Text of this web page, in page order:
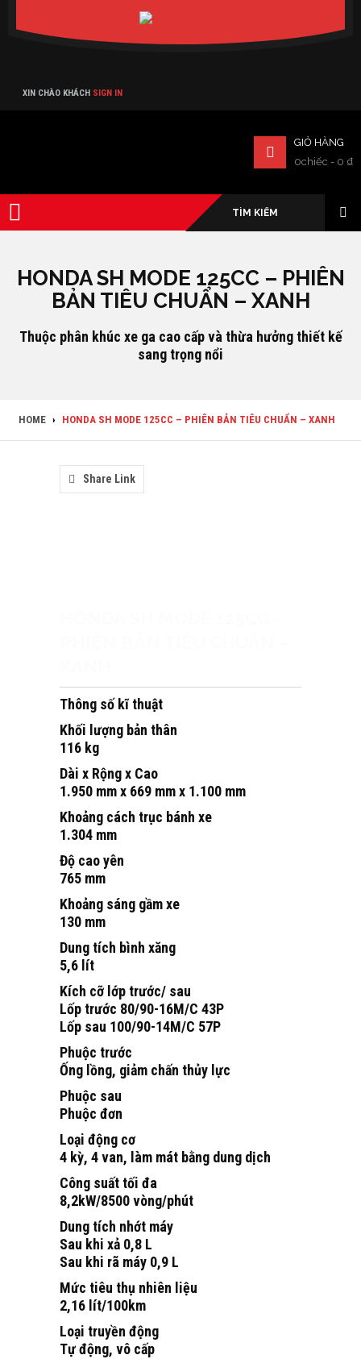
XIN CHÀO KHÁCH SIGN IN
GIỎ HÀNG
0chiếc - 0 ₫
HONDA SH MODE 125CC – PHIÊN
BẢN TIÊU CHUẨN – XANH
Thuộc phân khúc xe ga cao cấp và thừa hưởng thiết kế
sang trọng nổi
HOME › HONDA SH MODE 125CC – PHIÊN BẢN TIÊU CHUẨN – XANH
Share Link
Thông số kĩ thuật
Khối lượng bản thân
116 kg
Dài x Rộng x Cao
1.950 mm x 669 mm x 1.100 mm
Khoảng cách trục bánh xe
1.304 mm
Độ cao yên
765 mm
Khoảng sáng gầm xe
130 mm
Dung tích bình xăng
5,6 lít
Kích cỡ lớp trước/ sau
Lốp trước 80/90-16M/C 43P
Lốp sau 100/90-14M/C 57P
Phuộc trước
Ống lồng, giảm chấn thủy lực
Phuộc sau
Phuộc đơn
Loại động cơ
4 kỳ, 4 van, làm mát bằng dung dịch
Công suất tối đa
8,2kW/8500 vòng/phút
Dung tích nhớt máy
Sau khi xả 0,8 L
Sau khi rã máy 0,9 L
Mức tiêu thụ nhiên liệu
2,16 lít/100km
Loại truyền động
Tự động, vô cấp